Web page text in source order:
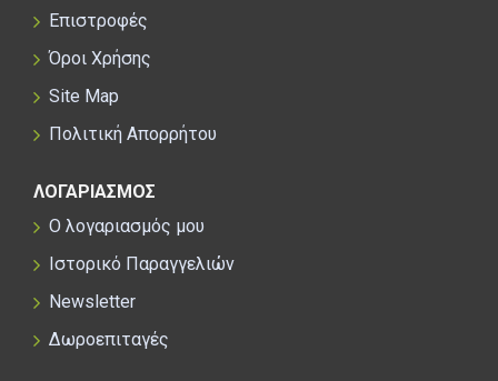
Επιστροφές
Όροι Χρήσης
Site Map
Πολιτική Απορρήτου
ΛΟΓΑΡΙΑΣΜΟΣ
Ο λογαριασμός μου
Ιστορικό Παραγγελιών
Newsletter
Δωροεπιταγές